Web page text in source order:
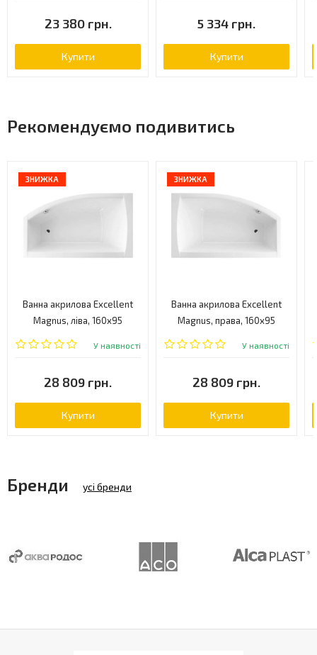
23 380 грн.
Купити
5 334 грн.
Купити
Рекомендуємо подивитись
ЗНИЖКА
Ванна акрилова Excellent
Magnus, ліва, 160x95
(WAEX.MGL16WH)
У наявності
28 809 грн.
Купити
ЗНИЖКА
Ванна акрилова Excellent
Magnus, права, 160x95
(WAEX.MGP16WH)
У наявності
28 809 грн.
Купити
Бренди усі бренди